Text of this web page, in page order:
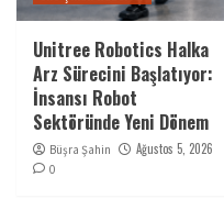
Unitree Robotics Halka
Arz Sürecini Başlatıyor:
İnsansı Robot
Sektöründe Yeni Dönem
Büşra Şahin Ağustos 5, 2026
0